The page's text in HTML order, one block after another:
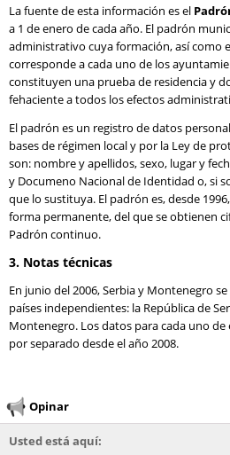
La fuente de esta información es el
a 1 de enero de cada año. El padrón
administrativo cuya formación, así como
corresponde a cada uno de los
constituyen una prueba de residencia y
fehaciente a todos los efectos
El padrón es un registro de datos
bases de régimen local y por la Ley de
son: nombre y apellidos, sexo, lugar y
y Documeno Nacional de Identidad o, si
que lo sustituya. El padrón es, desde
forma permanente, del que se obtienen
Padrón continuo.
3. Notas técnicas
En junio del 2006, Serbia y Montenegro
países independientes: la República de
Montenegro. Los datos para cada uno
por separado desde el año 2008.
Opinar
Usted está aquí: